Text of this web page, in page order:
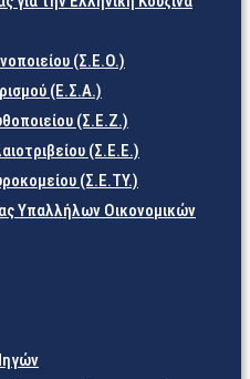
(Σ.Ε.Ο.)
(Ε.Σ.Α.)
(Σ.Ε.Ζ.)
(Σ.Ε.Ε.)
(Σ.Ε.TY.)
Υπαλλήλων Οικονομικών